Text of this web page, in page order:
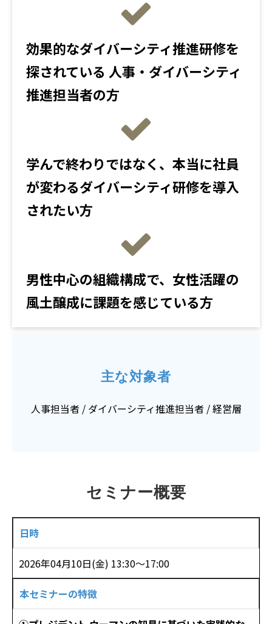
効果的なダイバーシティ推進研修を
探されている 人事・ダイバーシティ
推進担当者の方
学んで終わりではなく、本当に社員
が変わるダイバーシティ研修を導入
されたい方
男性中心の組織構成で、女性活躍の
風土醸成に課題を感じている方
主な対象者
人事担当者 / ダイバーシティ推進担当者 / 経営層
セミナー概要
日時
2026年04月10日(金) 13:30〜17:00
本セミナーの特徴